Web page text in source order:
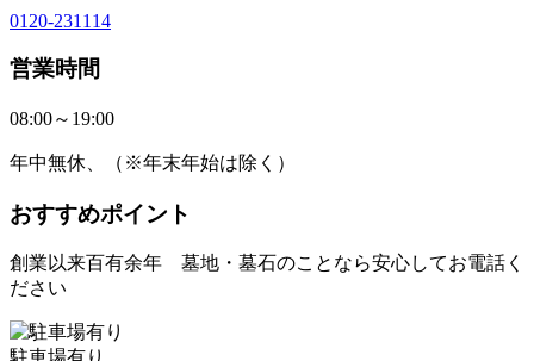
0120-231114
営業時間
08:00～19:00
年中無休、（※年末年始は除く）
おすすめポイント
創業以来百有余年 墓地・墓石のことなら安心してお電話く
ださい